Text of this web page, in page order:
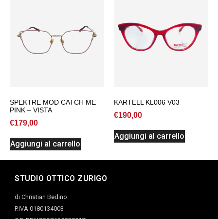
SPEKTRE MOD CATCH ME
PINK – VISTA
€179,00
Aggiungi al carrello
KARTELL KL006 V03
€190,00
Aggiungi al carrello
STUDIO OTTICO ZURIGO
di Christian Bedino
P.IVA 0180134003